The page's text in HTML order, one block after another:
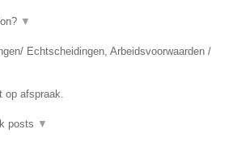
▼
Echtscheidingen, Arbeidsvoorwaarden /
op afspraak.
posts ▼